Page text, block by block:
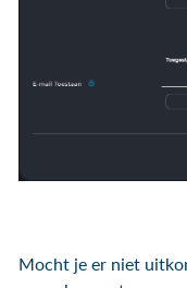
Mocht je er niet